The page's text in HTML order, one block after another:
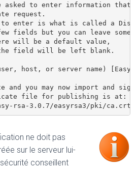
asked to enter information that
request.
to enter is what is called a
fields but you can leave some
will be a default value,
field will be left blank.
user, host, or server name) [Easy-
and you may now import and
file for publishing is at:
ne doit pas
sur le serveur lui-
conseillent